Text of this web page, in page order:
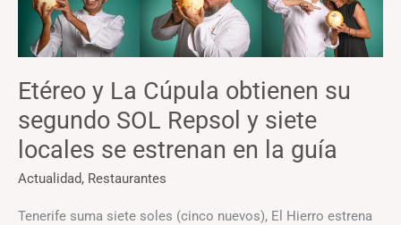
Etéreo y La Cúpula obtienen su
segundo SOL Repsol y siete
locales se estrenan en la guía
Actualidad, Restaurantes
Tenerife suma siete soles (cinco nuevos), El Hierro estrena
siete
locales
se
en
la
guía